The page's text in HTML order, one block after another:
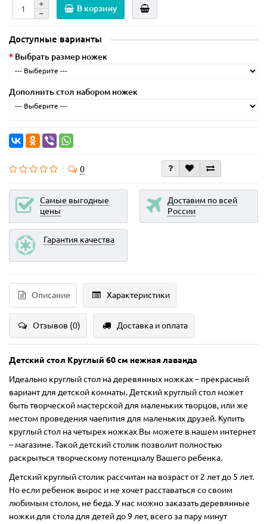
В корзину
Доступные варианты
Выбрать размер ножек
Дополнить стол набором ножек
0
Самые выгодные
цены
Доставим по всей
России
Гарантия качества
Описание Характеристики
Отзывов (0) Доставка и оплата
Детский стол Круглый 60 см нежная лаванда
Идеально круглый стол на деревянных ножках – прекрасный
вариант для детской комнаты. Детский круглый стол может
быть творческой мастерской для маленьких творцов, или же
местом проведения чаепития для маленьких друзей. Купить
круглый стол на четырех ножках Вы можете в нашем интернет
– магазине. Такой детский столик позволит полностью
раскрыться творческому потенциалу Вашего ребенка.
Детский круглый столик рассчитан на возраст от 2 лет до 5 лет.
Но если ребенок вырос и не хочет расставаться со своим
любимым столом, не беда. У нас можно заказать деревянные
ножки для стола для детей до 9 лет, всего за пару минут